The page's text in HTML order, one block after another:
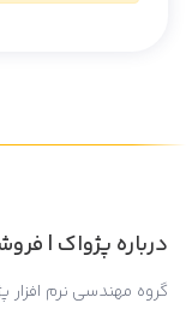
درباره پژواک |
گروه مهندسی نرم